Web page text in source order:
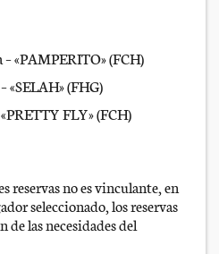
«PAMPERITO» (FCH)
«SELAH» (FHG)
FLY» (FCH)
reservas no es vinculante, en
seleccionado, los reservas
de las necesidades del